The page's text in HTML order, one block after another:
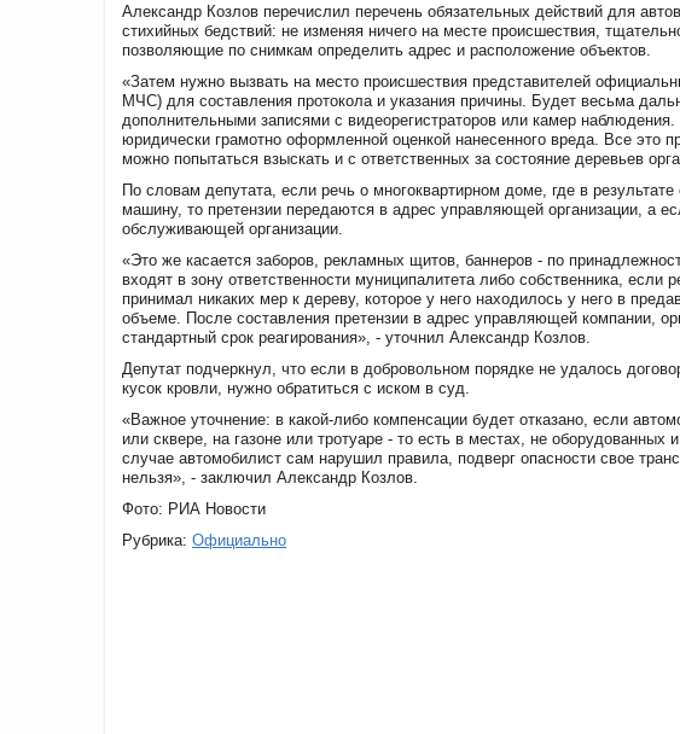
Александр Козлов перечислил перечень обязательных действий для
стихийных бедствий: не изменяя ничего на месте происшествия,
позволяющие по снимкам определить адрес и расположение объектов.
«Затем нужно вызвать на место происшествия представителей
МЧС) для составления протокола и указания причины. Будет весьма
дополнительными записями с видеорегистраторов или камер
юридически грамотно оформленной оценкой нанесенного вреда. Все
можно попытаться взыскать и с ответственных за состояние деревьев
По словам депутата, если речь о многоквартирном доме, где в
машину, то претензии передаются в адрес управляющей организации, а
обслуживающей организации.
«Это же касается заборов, рекламных щитов, баннеров - по
входят в зону ответственности муниципалитета либо собственника, если
принимал никаких мер к дереву, которое у него находилось у него в
объеме. После составления претензии в адрес управляющей компании,
стандартный срок реагирования», - уточнил Александр Козлов.
Депутат подчеркнул, что если в добровольном порядке не удалось
кусок кровли, нужно обратиться с иском в суд.
«Важное уточнение: в какой-либо компенсации будет отказано, если
или сквере, на газоне или тротуаре - то есть в местах, не
случае автомобилист сам нарушил правила, подверг опасности свое
нельзя», - заключил Александр Козлов.
Фото: РИА Новости
Рубрика: Официально